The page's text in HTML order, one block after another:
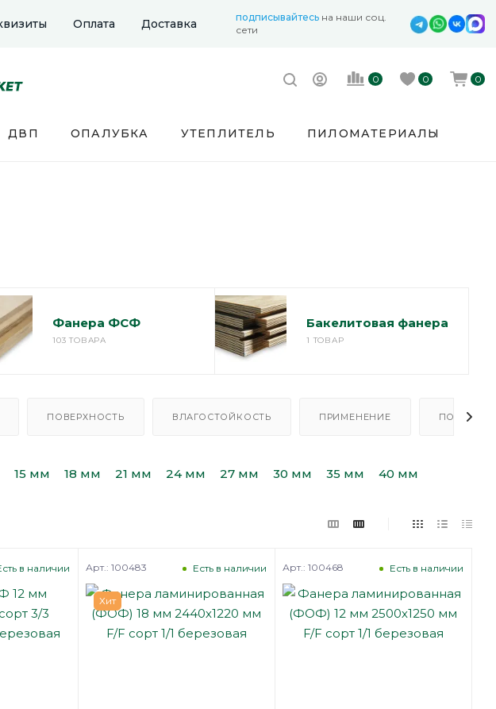
Оплата Доставка подписывайтесь на наши соц.
сети
0 0 0
ДВП ОПАЛУБКА УТЕПЛИТЕЛЬ ПИЛОМАТЕРИАЛЫ
Фанера ФСФ
103 ТОВАРА
Бакелитовая фанера
1 ТОВАР
ПОВЕРХНОСТЬ ВЛАГОСТОЙКОСТЬ ПРИМЕНЕНИЕ ПОРОДА
15 мм 18 мм 21 мм 24 мм 27 мм 30 мм 35 мм 40 мм
в наличии
Хит
Есть в наличии
Арт.: 100483 Есть в наличии
Арт.: 100468